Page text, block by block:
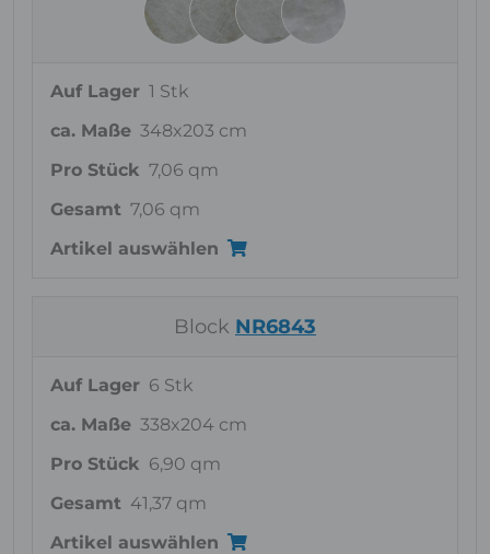
Auf Lager 1 Stk
ca. Maße 348x203 cm
Pro Stück 7,06 qm
Gesamt 7,06 qm
Artikel auswählen
Block NR6843
Auf Lager 6 Stk
ca. Maße 338x204 cm
Pro Stück 6,90 qm
Gesamt 41,37 qm
Artikel auswählen